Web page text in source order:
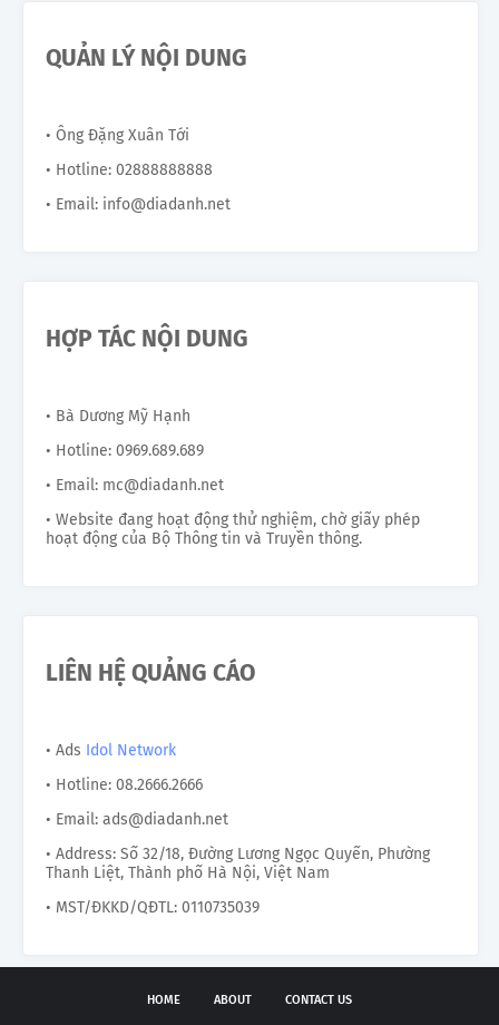
QUẢN LÝ NỘI DUNG
• Ông Đặng Xuân Tới
• Hotline: 02888888888
• Email: info@diadanh.net
HỢP TÁC NỘI DUNG
• Bà Dương Mỹ Hạnh
• Hotline: 0969.689.689
• Email: mc@diadanh.net
• Website đang hoạt động thử nghiệm, chờ giấy phép
hoạt động của Bộ Thông tin và Truyền thông.
LIÊN HỆ QUẢNG CÁO
• Ads Idol Network
• Hotline: 08.2666.2666
• Email: ads@diadanh.net
• Address: Số 32/18, Đường Lương Ngọc Quyến, Phường
Thanh Liệt, Thành phố Hà Nội, Việt Nam
• MST/ĐKKD/QĐTL: 0110735039
HOME ABOUT CONTACT US